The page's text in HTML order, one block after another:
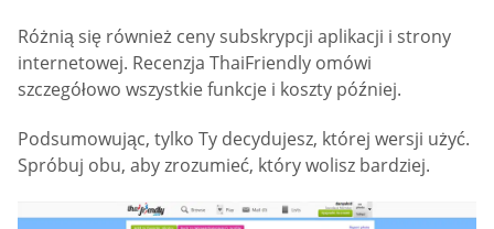
Różnią się również ceny subskrypcji aplikacji i strony
internetowej. Recenzja ThaiFriendly omówi
szczegółowo wszystkie funkcje i koszty później.
Podsumowując, tylko Ty decydujesz, której wersji użyć.
Spróbuj obu, aby zrozumieć, który wolisz bardziej.